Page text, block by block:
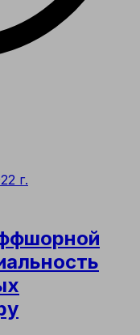
г.